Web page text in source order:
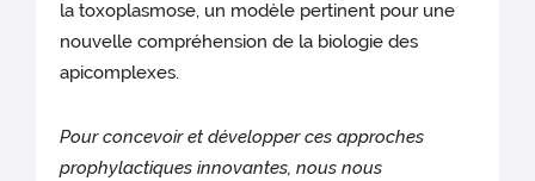
la toxoplasmose, un modèle pertinent pour une
nouvelle compréhension de la biologie des
apicomplexes.
Pour concevoir et développer ces approches
prophylactiques innovantes, nous nous